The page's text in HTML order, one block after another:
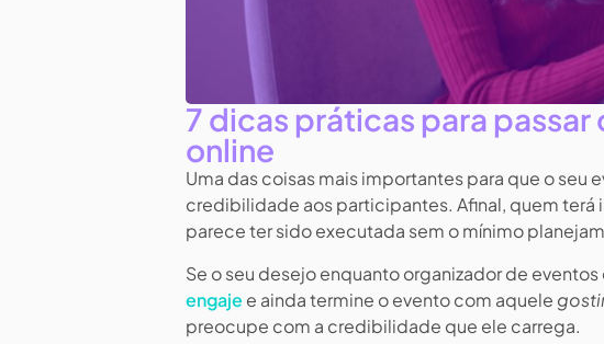
7 dicas práticas para
online
Uma das coisas mais importantes para que o seu
credibilidade aos participantes. Afinal, quem
parece ter sido executada sem o mínimo
Se o seu desejo enquanto organizador de
engaje e ainda termine o evento com aquele
preocupe com a credibilidade que ele carrega.